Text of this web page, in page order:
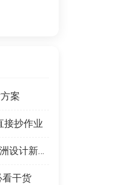
案
接抄作业
科特迪瓦新地标设计 商办参考+解锁非洲设计新商机
看干货